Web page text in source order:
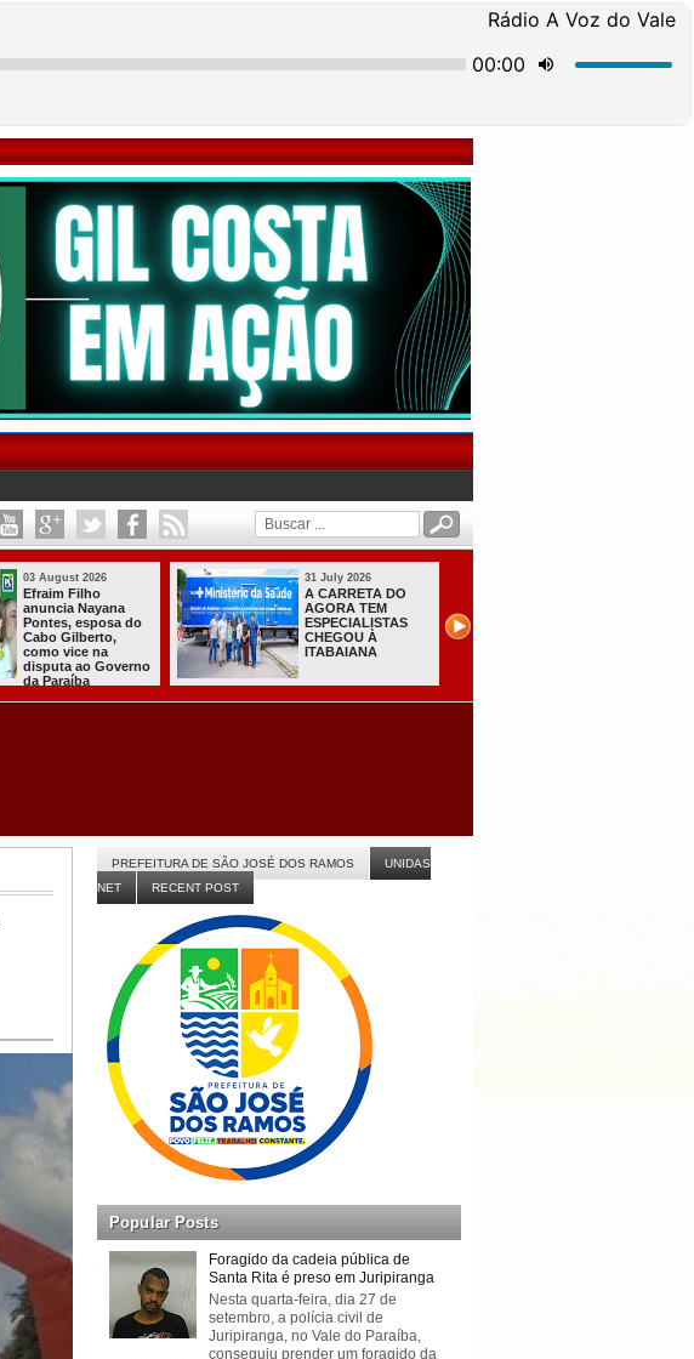
03 August 2026
Efraim Filho
anuncia Nayana
Pontes, esposa do
Cabo Gilberto,
como vice na
disputa ao Governo
da Paraíba
31 July 2026
A CARRETA DO
AGORA TEM
ESPECIALISTAS
CHEGOU À
ITABAIANA
PREFEITURA DE SÃO JOSÉ DOS RAMOS
UNIDAS
NET
RECENT POST
Popular Posts
Foragido da cadeia pública de
Santa Rita é preso em Juripiranga
Nesta quarta-feira, dia 27 de
setembro, a polícia civil de
Juripiranga, no Vale do Paraíba,
conseguiu prender um foragido da